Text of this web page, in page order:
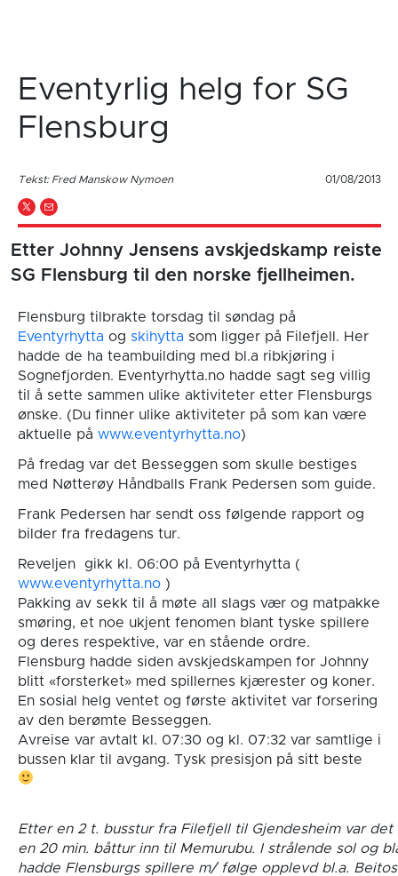
Eventyrlig helg for SG
Flensburg
Tekst: Fred Manskow Nymoen 01/08/2013
Etter Johnny Jensens avskjedskamp reiste
SG Flensburg til den norske fjellheimen.
Flensburg tilbrakte torsdag til søndag på
Eventyrhytta og skihytta som ligger på Filefjell. Her
hadde de ha teambuilding med bl.a ribkjøring i
Sognefjorden. Eventyrhytta.no hadde sagt seg villig
til å sette sammen ulike aktiviteter etter Flensburgs
ønske. (Du finner ulike aktiviteter på som kan være
aktuelle på www.eventyrhytta.no)
På fredag var det Besseggen som skulle bestiges
med Nøtterøy Håndballs Frank Pedersen som guide.
Frank Pedersen har sendt oss følgende rapport og
bilder fra fredagens tur.
Reveljen gikk kl. 06:00 på Eventyrhytta (
www.eventyrhytta.no)
Pakking av sekk til å møte all slags vær og matpakke
smøring, et noe ukjent fenomen blant tyske spillere
og deres respektive, var en stående ordre.
Flensburg hadde siden avskjedskampen for Johnny
blitt «forsterket» med spillernes kjærester og koner.
En sosial helg ventet og første aktivitet var forsering
av den berømte Besseggen.
Avreise var avtalt kl. 07:30 og kl. 07:32 var samtlige i
bussen klar til avgang. Tysk presisjon på sitt beste
Etter en 2 t. busstur fra Filefjell til Gjendesheim var det
en 20 min. båttur inn til Memurubu. I strålende sol og
hadde Flensburgs spillere m/ følge opplevd bl.a.